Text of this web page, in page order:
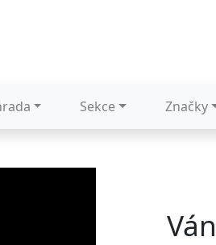
Sekce Značky